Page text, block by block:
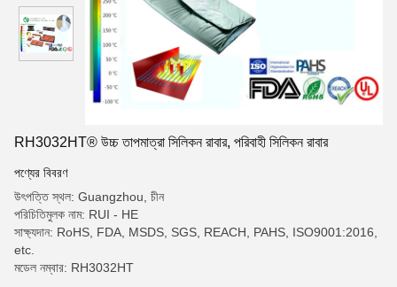
RH3032HT® উচ্চ তাপমাত্রা সিলিকন রাবার, পরিবাহী সিলিকন রাবার
পণ্যের বিবরণ
উৎপত্তি স্থল: Guangzhou, চীন
পরিচিতিমুলক নাম: RUI - HE
সাক্ষ্যদান: RoHS, FDA, MSDS, SGS, REACH, PAHS, ISO9001:2016,
etc.
মডেল নম্বার: RH3032HT